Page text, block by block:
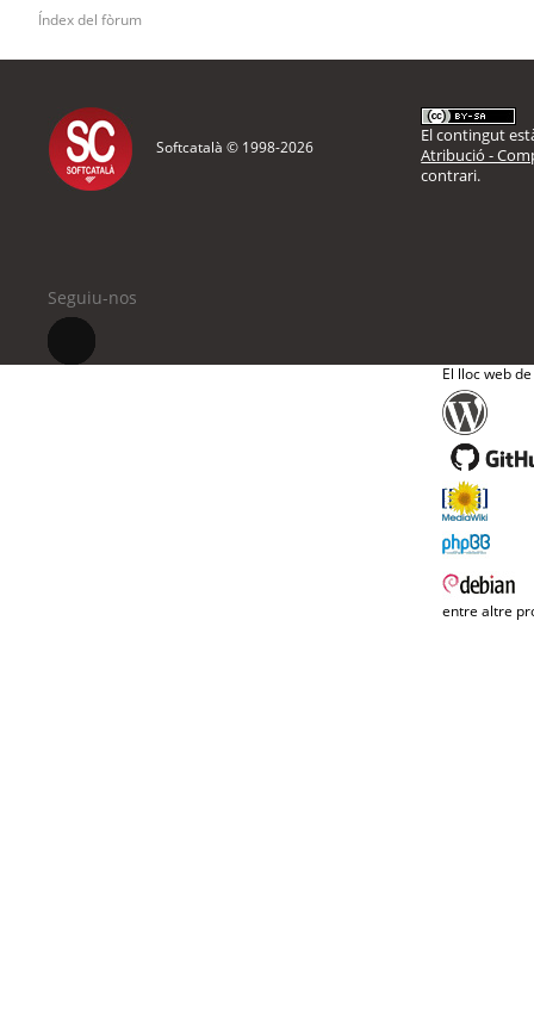
Índex del fòrum
Softcatalà © 1998-2026
El contingut
Atribució -
contrari.
Seguiu-nos
El lloc web
entre altre